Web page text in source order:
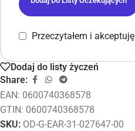
Przeczytałem i akceptuję
Dodaj do listy życzeń
Share:
EAN: 0600740368578
GTIN: 0600740368578
SKU: OD-G-EAR-31-027647-00